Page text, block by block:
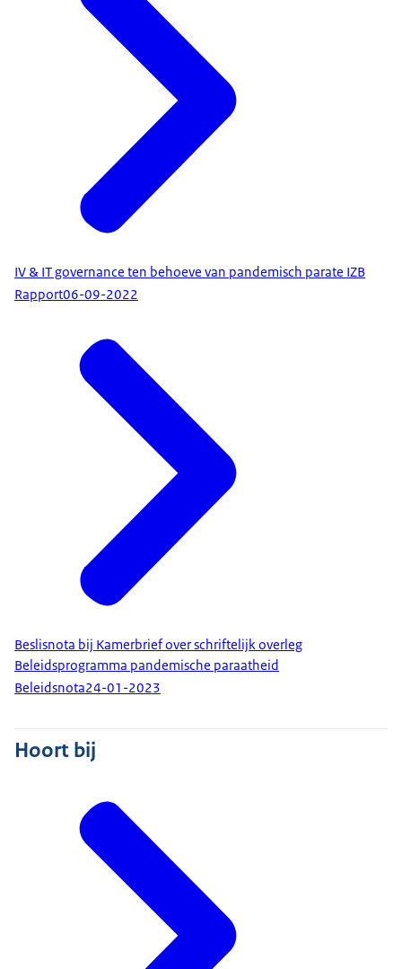
IV & IT governance ten behoeve van pandemisch parate IZB
Rapport06-09-2022
Beslisnota bij Kamerbrief over schriftelijk overleg
Beleidsprogramma pandemische paraatheid
Beleidsnota24-01-2023
Hoort bij